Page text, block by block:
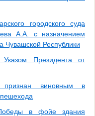
городского суда
А.А. с назначением
Чувашской Республики
Президента от
виновным в
в фойе здания